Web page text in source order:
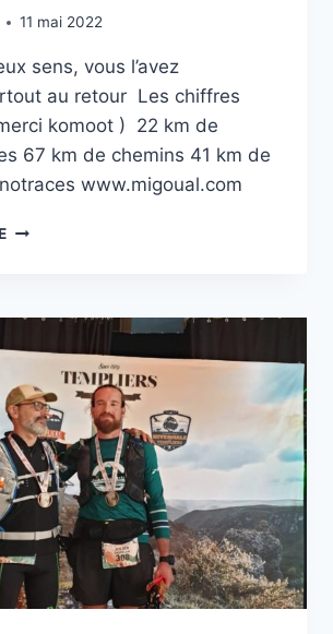
11 mai 2022
sens, vous l’avez
au retour Les chiffres
komoot ) 22 km de
67 km de chemins 41 km de
www.migoual.com
UN
COURIR